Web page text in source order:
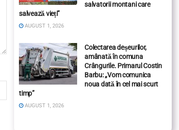
salvatorii montani care
salvează vieți”
AUGUST 1, 2026
Colectarea deșeurilor,
amânată în comuna
Crângurile. Primarul Costin
Barbu: „Vom comunica
noua dată în cel mai scurt
timp”
AUGUST 1, 2026